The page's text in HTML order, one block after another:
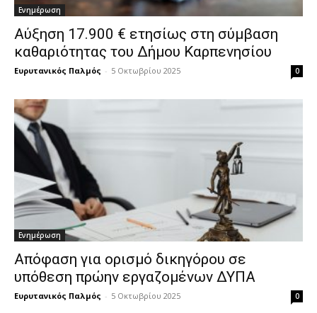
Ενημέρωση
Αύξηση 17.900 € ετησίως στη σύμβαση
καθαριότητας του Δήμου Καρπενησίου
Ευρυτανικός Παλμός - 5 Οκτωβρίου 2025 0
Ενημέρωση
Απόφαση για ορισμό δικηγόρου σε
υπόθεση πρώην εργαζομένων ΔΥΠΑ
Ευρυτανικός Παλμός - 5 Οκτωβρίου 2025 0